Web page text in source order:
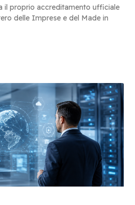
il proprio accreditamento ufficiale
delle Imprese e del Made in